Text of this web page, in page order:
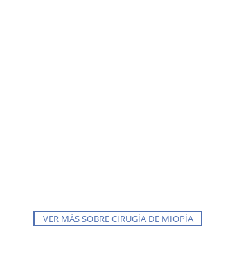
VER MÁS SOBRE CIRUGÍA DE MIOPÍA